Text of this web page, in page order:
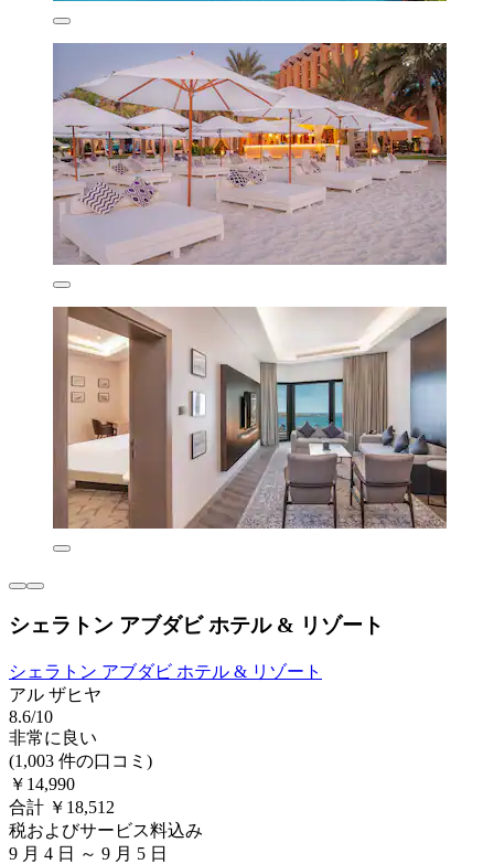
シェラトン アブダビ ホテル & リゾート
シェラトン アブダビ ホテル & リゾート
アル ザヒヤ
8.6/10
非常に良い
(1,003 件の口コミ)
￥14,990
合計 ￥18,512
税およびサービス料込み
9 月 4 日 ～ 9 月 5 日